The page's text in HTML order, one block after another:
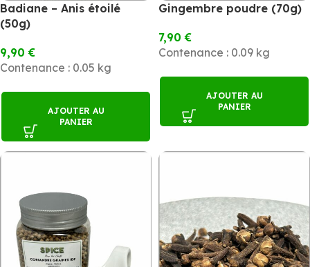
Badiane – Anis étoilé
(50g)
9,90€
Contenance : 0.05 kg
AJOUTER AU
PANIER
Gingembre poudre (70g)
7,90€
Contenance : 0.09 kg
AJOUTER AU
PANIER